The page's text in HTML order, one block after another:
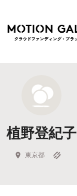
新着プロジェクト
Feature
キュレーターから探す
植野登紀子
東京都